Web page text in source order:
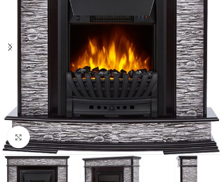
Нажмите, чтобы увеличить